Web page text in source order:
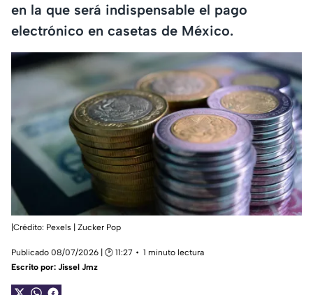
en la que será indispensable el pago
electrónico en casetas de México.
|Crédito: Pexels | Zucker Pop
Publicado 08/07/2026 | 🕑 11:27
1 minuto lectura
Escrito por: Jissel Jmz